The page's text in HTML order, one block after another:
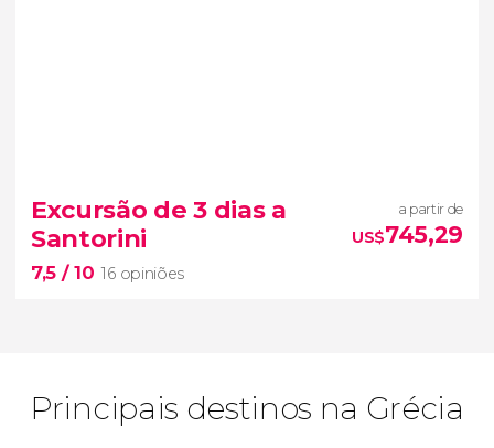
338 opiniões
Grécia
Clássica
Epidauro, Micenas, Olímpia, Delfos e Metéora
Excursão de 3 dias a
Santorini
7,5 / 10 16 opiniões
a partir de
US$745,29
Principais destinos na Grécia